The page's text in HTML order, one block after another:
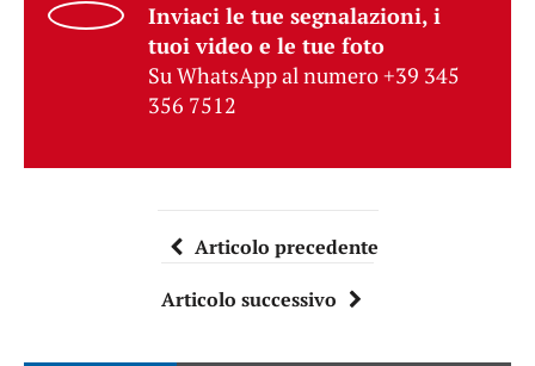
Inviaci le tue segnalazioni, i
tuoi video e le tue foto
Su WhatsApp al numero +39 345
356 7512
Articolo precedente
Articolo successivo